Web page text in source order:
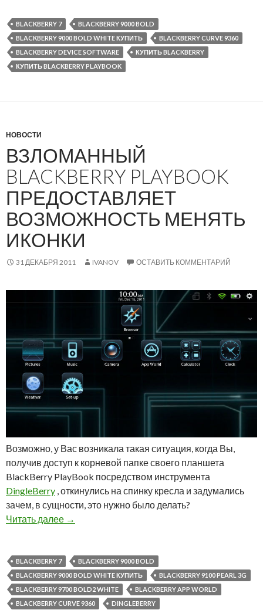
BLACKBERRY 7
BLACKBERRY 9000 BOLD
BLACKBERRY 9000 BOLD WHITE КУПИТЬ
BLACKBERRY CURVE 9360
BLACKBERRY DEVICE SOFTWARE
КУПИТЬ BLACKBERRY
КУПИТЬ BLACKBERRY PLAYBOOK
НОВОСТИ
ВЗЛОМАННЫЙ
BLACKBERRY PLAYBOOK
ПРЕДОСТАВЛЯЕТ
ВОЗМОЖНОСТЬ МЕНЯТЬ
ИКОНКИ
31 ДЕКАБРЯ 2011 IVANOV ОСТАВИТЬ КОММЕНТАРИЙ
Возможно, у Вас возникала такая ситуация, когда Вы,
получив доступ к корневой папке своего планшета
BlackBerry PlayBook посредством инструмента
DingleBerry , откинулись на спинку кресла и задумались
зачем, в сущности, это нужно было делать?
Читать далее
Взломанный BlackBerry PlayBook
→
BLACKBERRY 7
BLACKBERRY 9000 BOLD
BLACKBERRY 9000 BOLD WHITE КУПИТЬ
BLACKBERRY 9100 PEARL 3G
BLACKBERRY 9700 BOLD2 WHITE
BLACKBERRY APP WORLD
BLACKBERRY CURVE 9360
DINGLEBERRY